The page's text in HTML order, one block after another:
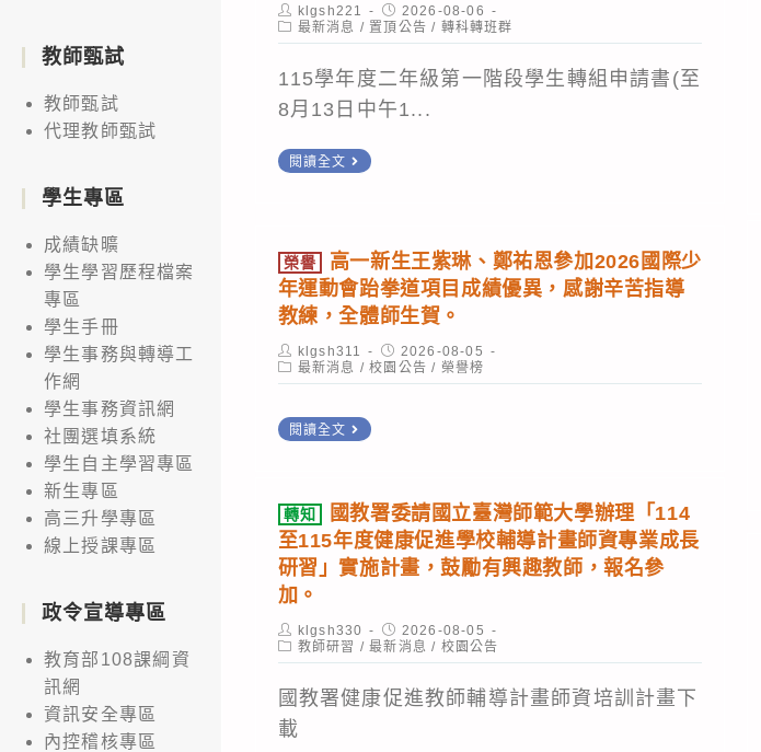
下、
下
課
程)
間
調
公
Post
author:
klgsh221
Post
published:
2026-08-06
Post
category:
最新消息 / 置頂公告 / 轉科轉班群
115學年度二年級第一階段學生轉組申請書(至
8月13日中午1...
閱讀全文
115
度
高
二
第
一
段
申
請
13
中
榮譽
高一新生王紫琳、鄭祐恩參加2026國際少
年運動會跆拳道項目成績優異，感謝辛苦指導
教練，全體師生賀。
Post
author:
klgsh311
Post
published:
2026-08-05
Post
category:
最新消息 / 校園公告 / 榮譽榜
閱讀全文
一
新
生
紫
琳、
鄭
轉知
國教署委請國立臺灣師範大學辦理「114
至115年度健康促進學校輔導計畫師資專業成長
研習」實施計畫，鼓勵有興趣教師，報名參
加。
Post
author:
klgsh330
Post
published:
2026-08-05
Post
category:
教師研習 / 最新消息 / 校園公告
國教署健康促進教師輔導計畫師資培訓計畫下
載
教師甄試
教師甄試
代理教師甄試
學生專區
成績缺曠
學生學習歷程檔案
專區
學生手冊
學生事務與轉導工
作網
學生事務資訊網
社團選填系統
學生自主學習專區
新生專區
高三升學專區
線上授課專區
政令宣導專區
教育部108課綱資
訊網
資訊安全專區
內控稽核專區